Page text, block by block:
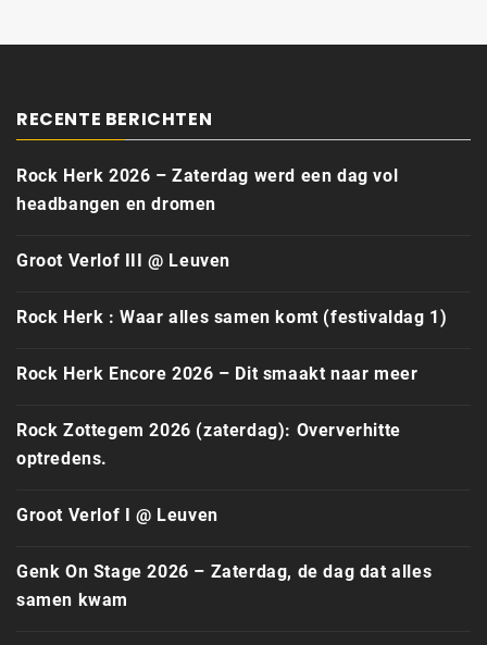
RECENTE BERICHTEN
Rock Herk 2026 – Zaterdag werd een dag vol
headbangen en dromen
Groot Verlof III @ Leuven
Rock Herk : Waar alles samen komt (festivaldag 1)
Rock Herk Encore 2026 – Dit smaakt naar meer
Rock Zottegem 2026 (zaterdag): Oververhitte
optredens.
Groot Verlof I @ Leuven
Genk On Stage 2026 – Zaterdag, de dag dat alles
samen kwam